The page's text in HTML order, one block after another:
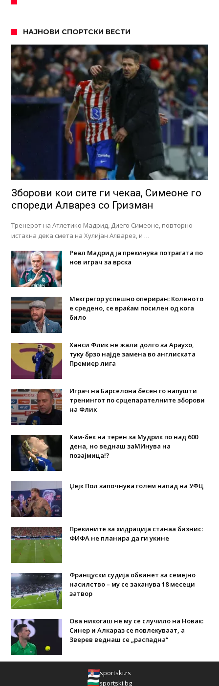
НАЈНОВИ СПОРТСКИ ВЕСТИ
Зборови кои сите ги чекаа, Симеоне го
спореди Алварез со Гризман
Тренерот на Атлетико Мадрид, Диего Симеоне, повторно
истакна дека смета на Хулијан Алварез, и …
Реал Мадрид ја прекинува потрагата по
нов играч за врска
Мекгрегор успешно опериран: Коленото
е средено, се враќам посилен од кога
било
Ханси Флик не жали долго за Араухо,
туку брзо најде замена во англиската
Премиер лига
Играч на Барселона бесен го напушти
тренингот по срцепарателните зборови
на Флик
Кам-бек на терен за Мудрик по над 600
дена, но веднаш заМИнува на
позајмица!?
Џејк Пол започнува голем напад на УФЦ
Прекините за хидрација станаа бизнис:
ФИФА не планира да ги укине
Француски судија обвинет за семејно
насилство – му се заканува 18 месеци
затвор
Ова никогаш не му се случило на Новак:
Синер и Алкараз се повлекуваат, а
Зверев веднаш се „распадна“
sportski.rs
sportski.bg